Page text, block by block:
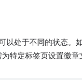
以处于不同的状态。
特定标签页设置徽章